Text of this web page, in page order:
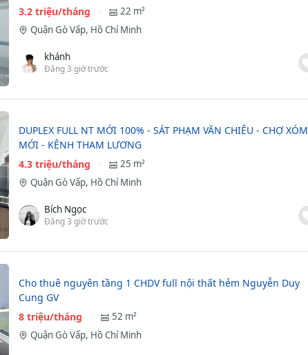
3.2 triệu/tháng
22 m²
Quận Gò Vấp, Hồ Chí Minh
khánh
Đăng 3 giờ trước
DUPLEX FULL NT MỚI 100% - SÁT PHẠM VĂN CHIÊU - CHỢ XÓM
MỚI - KÊNH THAM LƯƠNG
4.3 triệu/tháng
25 m²
Quận Gò Vấp, Hồ Chí Minh
Bích Ngọc
Đăng 3 giờ trước
Cho thuê nguyên tầng 1 CHDV full nội thất hẻm Nguyễn Duy
Cung GV
8 triệu/tháng
52 m²
Quận Gò Vấp, Hồ Chí Minh